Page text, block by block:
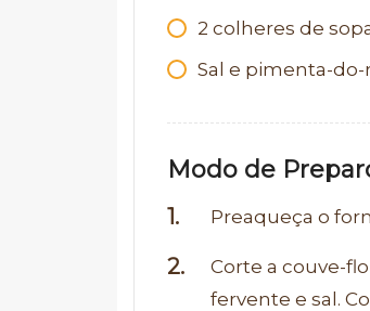
2 colheres de
Sal e pimenta-
Modo de
Preaqueça o
Corte a couve-
fervente e sal.